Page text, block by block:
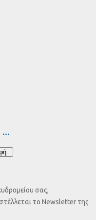
σας,
το Newsletter της